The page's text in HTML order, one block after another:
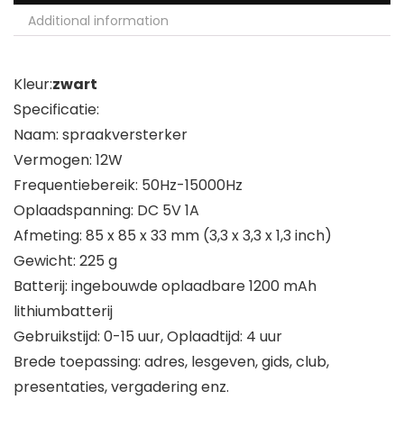
Additional information
Kleur:zwart
Specificatie:
Naam: spraakversterker
Vermogen: 12W
Frequentiebereik: 50Hz-15000Hz
Oplaadspanning: DC 5V 1A
Afmeting: 85 x 85 x 33 mm (3,3 x 3,3 x 1,3 inch)
Gewicht: 225 g
Batterij: ingebouwde oplaadbare 1200 mAh
lithiumbatterij
Gebruikstijd: 0-15 uur, Oplaadtijd: 4 uur
Brede toepassing: adres, lesgeven, gids, club,
presentaties, vergadering enz.